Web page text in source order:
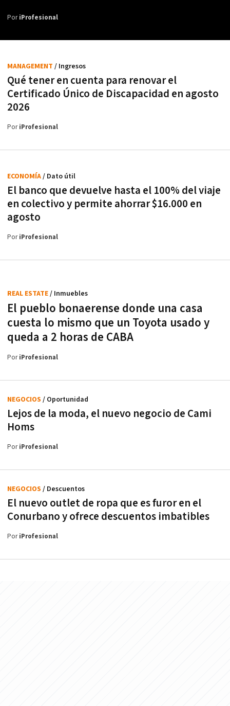
PoriProfesional
Qué tener en cuenta para renovar el
Certificado Único de Discapacidad en agosto
2026
MANAGEMENT / Ingresos
PoriProfesional
El banco que devuelve hasta el 100% del viaje
en colectivo y permite ahorrar $16.000 en
agosto
ECONOMÍA/ Dato útil
PoriProfesional
El pueblo bonaerense donde una casa
cuesta lo mismo que un Toyota usado y
queda a 2 horas de CABA
REAL ESTATE/ Inmuebles
PoriProfesional
Lejos de la moda, el nuevo negocio de Cami
Homs
NEGOCIOS / Oportunidad
PoriProfesional
El nuevo outlet de ropa que es furor en el
Conurbano y ofrece descuentos imbatibles
NEGOCIOS / Descuentos
PoriProfesional